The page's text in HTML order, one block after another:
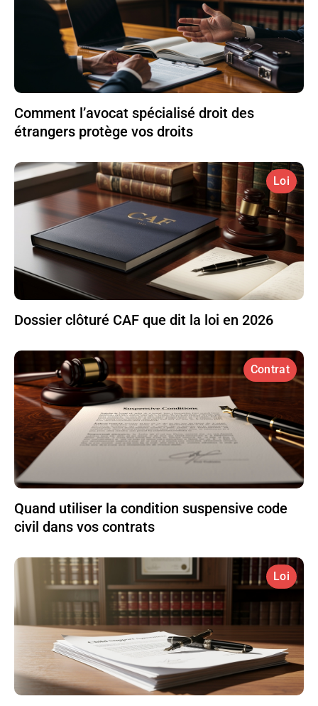
Comment l’avocat spécialisé droit des
étrangers protège vos droits
Loi
Dossier clôturé CAF que dit la loi en 2026
Contrat
Quand utiliser la condition suspensive code
civil dans vos contrats
Loi